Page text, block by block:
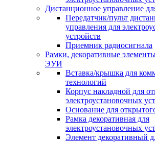
Дистанционное управление
Передатчик/пульт
управления для
устройств
Приемник радиосигнала
Рамки, декоративные
ЭУИ
Вставка/крышка для
технологий
Корпус накладной для
электроустановочных
Основание для
Рамка декоративная для
электроустановочных
Элемент декоративный